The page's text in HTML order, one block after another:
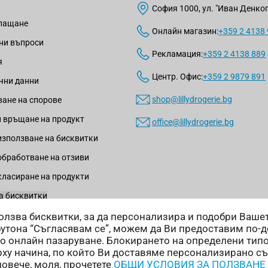
бисквитки, за да персонализира и подобри
“Съгласявам се”, можем да Ви предоставим по-
онлайн пазаруване. Блокирането на определени
начина, по който Ви доставяме персонализирано
моля, прочетете ОБЩИ УСЛОВИЯ ЗА ПОЛЗВАНЕ
въпроси
данни
на спорове
връщане на продукт
на бисквитки
на отзиви
на продукти
бисквитки
София 1000, ул. "Иван
Онлайн магазин:+359 2 4138
Рекламация:+359 2 4138 889
Центр. Офис:+359 2 9879 891
shop@lillydrogerie.bg
office@lillydrogerie.bg
Начини на доставка: